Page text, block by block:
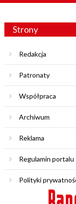
Strony
Redakcja
Patronaty
Współpraca
Archiwum
Reklama
Regulamin portalu
Polityki